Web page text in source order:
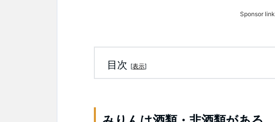
Sponsor link
目次 [表示]